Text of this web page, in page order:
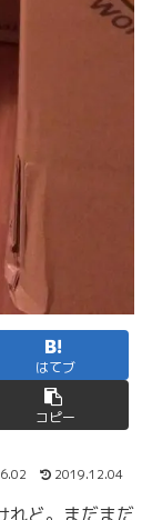
はてブ
コピー
2019.12.04
れど。まだまだ